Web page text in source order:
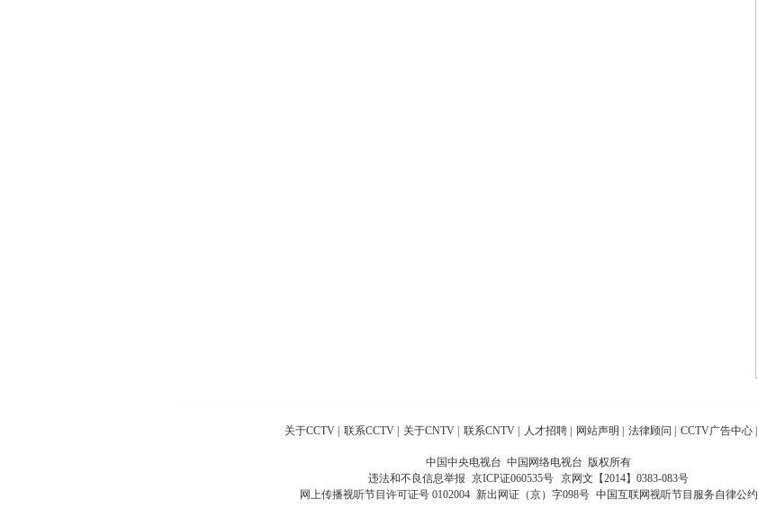
关于CCTV 联系CCTV 关于CNTV 联系CNTV 人才招聘 网站声明 法律顾问 CCTV广告中心
中国中央电视台 中国网络电视台 版权所有
违法和不良信息举报 京ICP证060535号
京网文【2014】0383-083号
网上传播视听节目许可证号 0102004 新出网证（京）字098号 中国互联网视听节目服务自律公约